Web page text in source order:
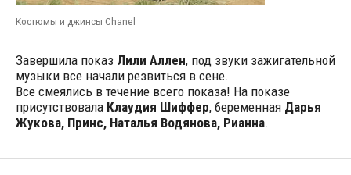
Костюмы и джинсы Chanel
Завершила показ Лили Аллен, под звуки зажигательной
музыки все начали резвиться в сене.
Все смеялись в течение всего показа! На показе
присутствовала Клаудия Шиффер, беременная Дарья
Жукова, Принс, Наталья Водянова, Рианна.